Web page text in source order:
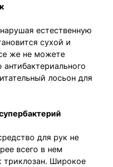
естественную
сухой и
же не можете
антибактериального
лосьон для
для рук не
всего в нем
триклозан. Широкое